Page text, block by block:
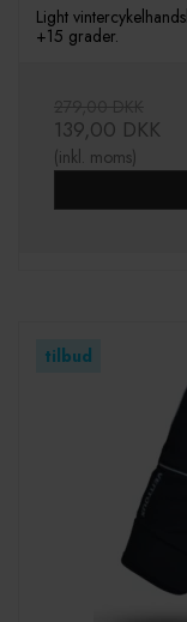
Light
+15 grader.
139,00 DKK
(inkl. moms)
tilbud